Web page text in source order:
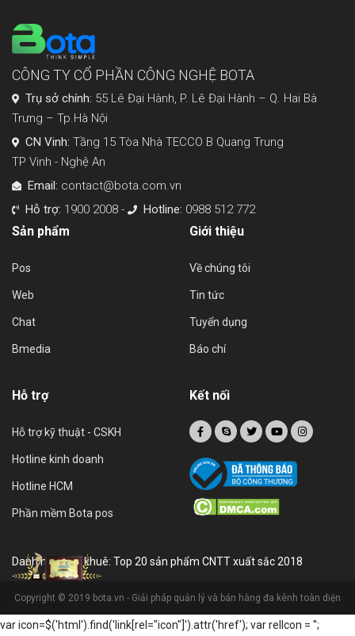
CÔNG TY CỔ PHẦN CÔNG NGHỆ BOTA
Trụ sở chính: 55 Lê Đại Hành, P. Lê Đại Hành – Q. Hai Bà
Trưng – Tp.Hà Nội
CN Vinh: Tầng 15 Tòa Nhà TECCO B Quang Trung
TP Vinh - Nghệ An
Email: contact@bota.com.vn
Hỗ trợ: 1900 2008 - Hotline: 0988 512 772
Sản phẩm
Pos
Web
Chat
Bmedia
Giới thiệu
Về chúng tôi
Tin tức
Tuyển dụng
Báo chí
Hỗ trợ
Hỗ trợ kỹ thuật - CSKH
Hotline kinh doanh
Hotline HCM
Phần mềm Bota pos
Kết nối
Danh hiệu sao khuê: Top 20 sản phẩm CNTT xuất sắc 2018
Copyright © 2019 bota.vn - Giải pháp quản lý và bán hàng đa kênh toàn diện
var icon=$('html').find('link[rel="icon"]').attr('href'); var relIcon = '';